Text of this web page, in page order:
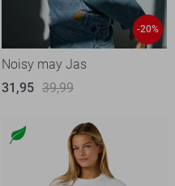
-20%
Noisy may Jas
31,95 39,99